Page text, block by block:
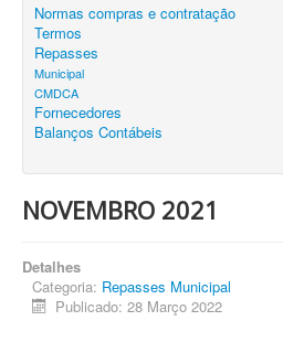
Normas compras e contratação
Termos
Repasses
Municipal
CMDCA
Fornecedores
Balanços Contábeis
NOVEMBRO 2021
Detalhes
Categoria: Repasses Municipal
Publicado: 28 Março 2022